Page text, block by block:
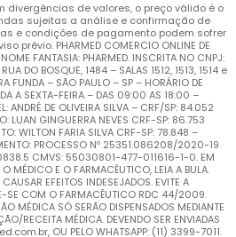
divergências de valores, o preço válido é o
sujeitas a análise e confirmação de
e condições de pagamento podem sofrer
prévio. PHARMED COMERCIO ONLINE DE
FANTASIA: PHARMED. INSCRITA NO CNPJ:
DO BOSQUE, 1484 – SALAS 1512, 1513, 1514 e
FUNDA – SÃO PAULO – SP – HORÁRIO DE
A SEXTA-FEIRA – DAS 09:00 AS 18:00 –
ANDRÉ DE OLIVEIRA SILVA – CRF/SP: 84.052
LUAN GINGUERRA NEVES CRF-SP: 86.753
WILTON FARIA SILVA CRF-SP: 78.848 –
PROCESSO Nº 25351.086208/2020-19
CMVS: 55030801-477-011616-1-0. EM
MÉDICO E O FARMACÊUTICO, LEIA A BULA.
EFEITOS INDESEJADOS. EVITE A
SE COM O FARMACÊUTICO RDC 44/2009.
MÉDICA SÓ SERÃO DISPENSADOS MEDIANTE
RECEITA MÉDICA. DEVENDO SER ENVIADAS
OU PELO WHATSAPP: (11) 3399-7011.